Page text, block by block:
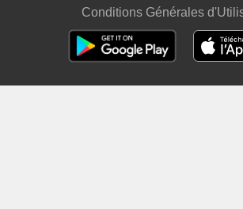
Conditions Générales